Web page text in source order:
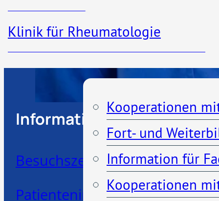
Klinik für Rheumatologie
Kooperationen
Kooperationen
Fort- und
Information für
Kooperationen
Informationen
Besuchszeiten
Patienteninformationen